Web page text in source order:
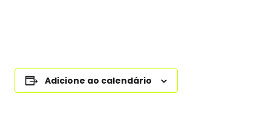
Adicione ao calendário